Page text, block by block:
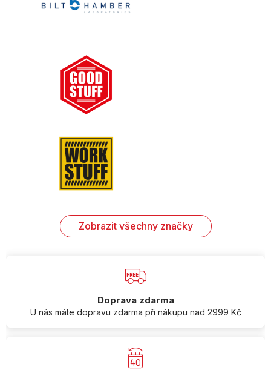
Zobrazit všechny značky
Doprava zdarma
U nás máte dopravu zdarma při nákupu nad 2999 Kč